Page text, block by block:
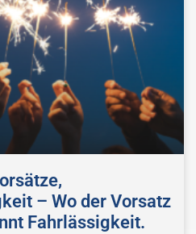
– Wo der Vorsatz
Fahrlässigkeit.